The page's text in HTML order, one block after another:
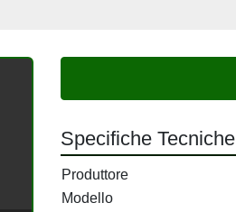
Specifiche Tecniche
Produttore
Modello